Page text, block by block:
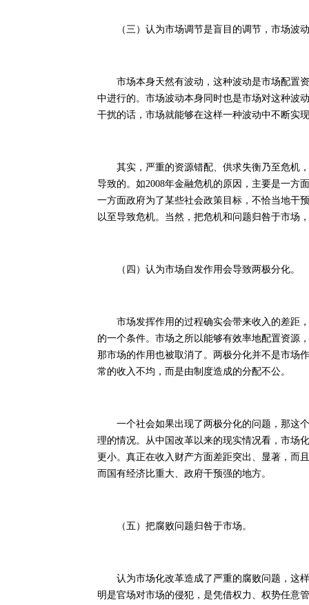
（三）认为市场调节是盲目的调节，市场波
市场本身天然有波动，这种波动是市场配置资
中进行的。市场波动本身同时也是市场对这种波
干扰的话，市场就能够在这样一种波动中不断实
其实，严重的资源错配、供求失衡乃至危机，
导致的。如2008年金融危机的原因，主要是一方
一方面政府为了某些社会政策目标，不恰当地干
以至导致危机。当然，把危机和问题归咎于市场
（四）认为市场自发作用会导致两极分化。
市场发挥作用的过程确实会带来收入的差距，
的一个条件。市场之所以能够有效率地配置资源
那市场的作用也被取消了。两极分化并不是市场
常的收入不均，而是由制度造成的分配不公。
一个社会如果出现了两极分化的问题，那这个
理的情况。从中国改革以来的现实情况看，市场
更小。真正在收入财产方面差距突出、显著，而
而国有经济比重大、政府干预强的地方。
（五）把腐败问题归咎于市场。
认为市场化改革造成了严重的腐败问题，这样
明是官场对市场的侵犯，是凭借权力、权势任意